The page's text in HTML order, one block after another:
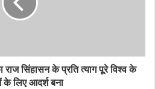
राज सिंहासन के प्रति त्याग पूरे विश्व के
के लिए आदर्श बना